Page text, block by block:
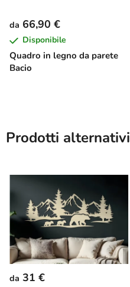
Quadro in legno da parete
Bacio
da 66,90 €
Disponibile
Prodotti alternativi
da 31 €